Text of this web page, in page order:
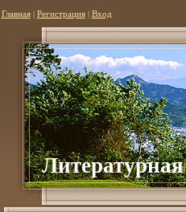
Главная| Регистрация| Вход